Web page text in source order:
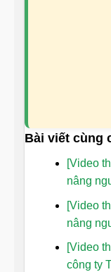
Bài viết cùng
[Video
nâng
[Video
nâng
[Video
công ty